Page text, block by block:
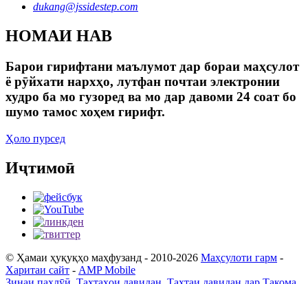
dukang@jssidestep.com
НОМАИ НАВ
Барои гирифтани маълумот дар бораи маҳсулот
ё рӯйхати нархҳо, лутфан почтаи электронии
худро ба мо гузоред ва мо дар давоми 24 соат бо
шумо тамос хоҳем гирифт.
Ҳоло пурсед
Иҷтимоӣ
© Ҳамаи ҳуқуқҳо маҳфузанд - 2010-2026 Маҳсулоти гарм -
Харитаи сайт - AMP Mobile